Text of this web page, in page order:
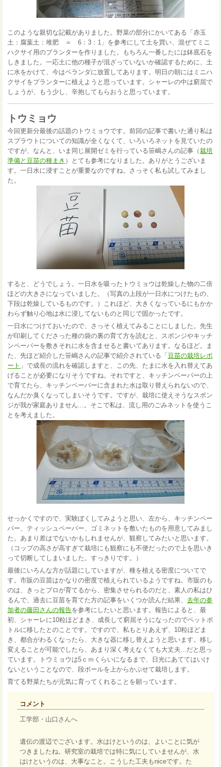
このような親切な記載がありました。野菜の部分にかいてある「赤玉
土：腐葉土：堆肥 ＝ 6：3：1」を参考にして土を買い、混ぜてミニ
ハクサイ用のプランターを作りました。もちろん一番したには鉢底石を
しきました。一応土に他の種子が混ざっていないか確認するために、土
に水をかけて、今はベランダに放置してあります。明日の朝にはミニハ
クサイをプランターに植えようと思っています。シャーレの中は窮屈で
しょうが、もう少し、辛抱してもらおうと思っています。
トウミョウ
今回更新分最後の話題のトウミョウです。前回の記事で書いた通り私は
スプラウトについての知識が全くなくて、いろいろネットを見ていたの
ですが、なんと、いま同じ展開ゼミを行っている笹嶋さんの記事（栽培
準備と豆苗の種まき ）とても参考になりました。ありがとうございま
す。一日水に浸すことが重要なのですね。さっそく私も試してみまし
た。
すると、どうでしょう。一日水を吸ったトウミョウは乾燥した物の二倍
ほどの大きさになっていました。（写真の上段が一日水につけたもの、
下段は乾燥しているものです。）これほど、大きくなっているにもかか
わらず触り心地は水に浸してないものと同じで固かったです。
一日水につけておいたので、さっそく植えてみることにしました。先生
が印刷してくださった種の袋の裏の育て方を読むと、スポンジやキッチ
ンペーパーを敷きそれに水を含ませると書いてあります。なるほど。ま
た、先ほど紹介した笹嶋さんの記事で紹介されている「豆苗の栽培レポ
ート 」で成長の流れを確認しますと、この先、たまに水を入れ替えてあ
げることが必要になりそうですね。それですと、キッチンペーパーの上
で育てたら、キッチンペーパーに含まれた水は取り替えられないので、
なんだか臭くなってしまいそうです。ですが、栽培に使えそうなスポン
ジが我が家庭ありません...。そこで私は、流し用のごみネットを使うこ
とを考えました。
せっかくですので、実験ぽくしてみようと思い、左から、キッチンペー
パー、ティッシュペーパー、ゴミネットを敷いたものを用意してみまし
た。あまり差はでないかもしれませんが、観察してみたいと思います。
（コップの高さが高すぎて栽培にも観察にも不便だったので上を思いき
って切断してしまいました。すっきりです。）
最後にいろんな方が話題にしていますが、種を植える密度についてで
す。市販の豆苗はかなりの密度で植えられているようですね。市販のも
のは、きっとプロが育てるから、密集させられるのだと、素人の私はひ
るんで、過去に豆苗を育てた方の記事をいくつか読んだ結果、去年の参
加者の藤田さんの報告を参考にしたいと思います。報告によると、最
初、シャーレに10粒ほどまき、成長して窮屈そうになったのでペットボ
トルに移したとのことです。ですので、私もとりあえず、10粒ほどま
き、都合がわるくなったら、大きな器に移し替えようと思います。移し
変えることが可能でしたら、あまり深く考えなくても大丈夫...だと思っ
ています。トウミョウは5ｃｍくらいになるまで、日光にあててはいけ
ないということなので、段ボールを上からかぶせて栽培します。
育てる野菜たちが元気に育ってくれることを願っています。
コメント
工学部・山口さんへ
遺伝の渡辺でございます。水はけというのは、よいことに気が
つきましたね。研究室の栽培では特に気にしていませんが、水
はけというのは、大事なこと。こうした工夫もniceです。た